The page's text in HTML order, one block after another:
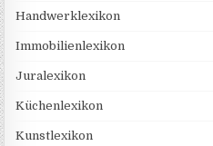
Handwerklexikon
Immobilienlexikon
Juralexikon
Küchenlexikon
Kunstlexikon